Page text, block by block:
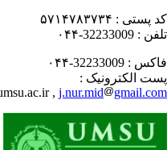
پستی : ۵۷۱۴۷۸۳۷۳۴
: 32233009-۰۴۴
: 32233009-۰۴۴
الکترونیک :
umsu.ac.ir ,j.nur.mid